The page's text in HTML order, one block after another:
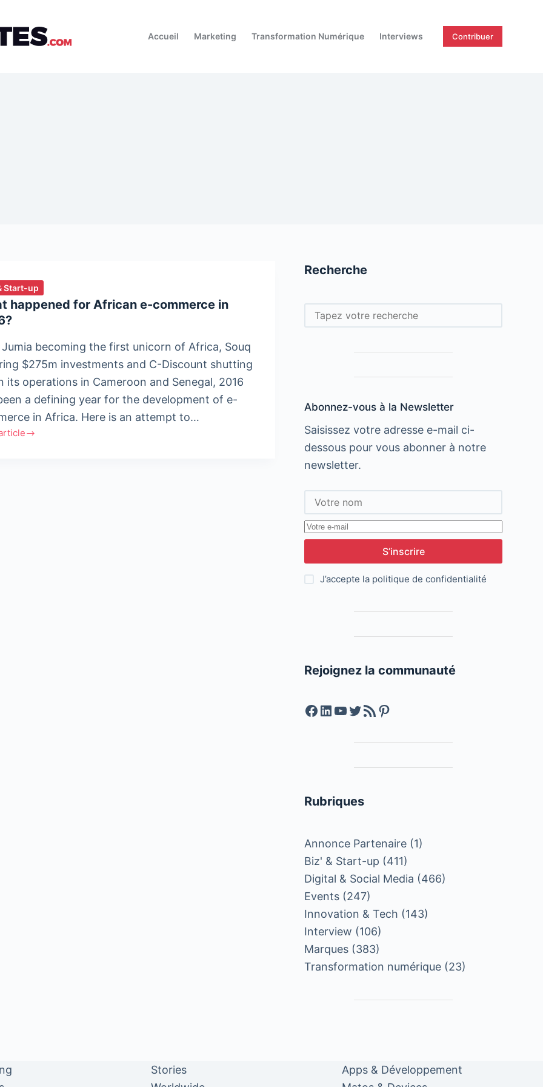
Accueil Marketing Transformation Numérique Interviews Contribuer
Start-up
happened for African e-commerce in
becoming the first unicorn of Africa, Souq
$275m investments and C-Discount shutting
its operations in Cameroon and Senegal, 2016
a defining year for the development of e-
in Africa. Here is an attempt to…
Recherche
Rechercher
Abonnez-vous à la Newsletter
Saisissez votre adresse e-mail ci-
dessous pour vous abonner à notre
newsletter.
S’inscrire
J’accepte la politique de confidentialité
Rejoignez la communauté
Facebook
LinkedIn
YouTube
Twitter
Feed RSSPinterest
Rubriques
Annonce Partenaire (1)
Biz' & Start-up (411)
Digital & Social Media (466)
Events (247)
Innovation & Tech (143)
Interview (106)
Marques (383)
Transformation numérique (23)
Stories
Apps & Développement